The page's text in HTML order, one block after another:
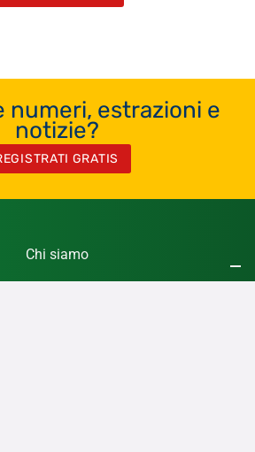
numeri, estrazioni e
notizie?
GRATIS
Chi siamo